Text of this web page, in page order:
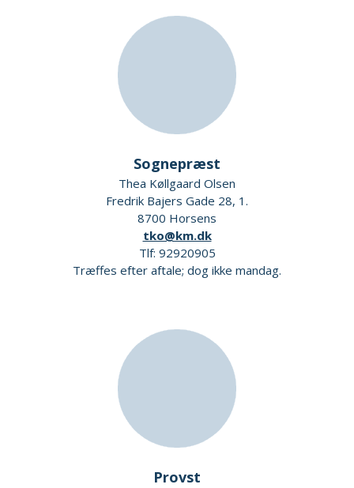
Sognepræst
Thea Køllgaard Olsen
Fredrik Bajers Gade 28, 1.
8700 Horsens
tko@km.dk
Tlf: 92920905
Træffes efter aftale; dog ikke mandag.
Provst